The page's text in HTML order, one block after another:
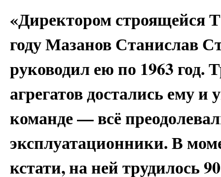
«Директором строящейся
году Мазанов Станислав
руководил ею по 1963 год.
агрегатов достались ему
команде — всё
эксплуатационники. В
кстати, на ней трудилось